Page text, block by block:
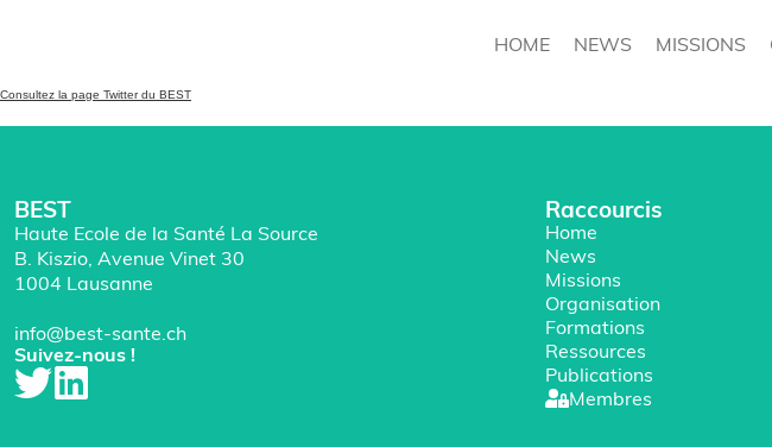
HOME NEWS MISSIONS
Consultez la page Twitter du BEST
BEST
Haute Ecole de la Santé La Source
B. Kiszio, Avenue Vinet 30
1004 Lausanne
info@best-sante.ch
Suivez-nous !
Raccourcis
Home
News
Missions
Organisation
Formations
Ressources
Publications
Membres